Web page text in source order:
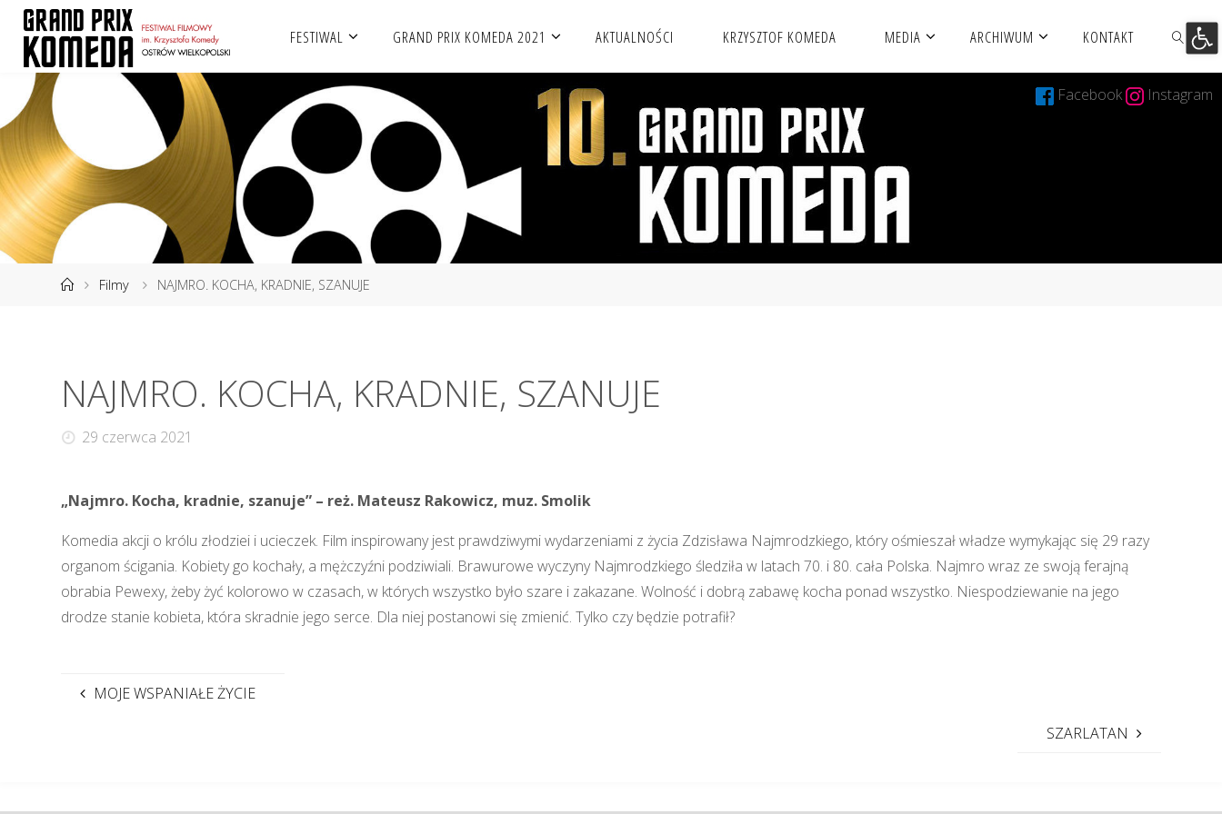
Przejdź
treści
FESTIWAL GRAND PRIX KOMEDA 2021 AKTUALNOŚCI KRZYSZTOF KOMEDA MEDIA ARCHIWUM KONTAKT
SZUKAJ
Facebook Instagram
StronaFilmy NAJMRO. KOCHA, KRADNIE, SZANUJE
NAJMRO. KOCHA, KRADNIE, SZANUJE
29 czerwca 2021
„Najmro. Kocha, kradnie, szanuje” – reż. Mateusz Rakowicz, muz. Smolik
Komedia akcji o królu złodziei i ucieczek. Film inspirowany jest prawdziwymi wydarzeniami z życia Zdzisława Najmrodzkiego, który ośmieszał władze wymykając się 29 razy
organom ścigania. Kobiety go kochały, a mężczyźni podziwiali. Brawurowe wyczyny Najmrodzkiego śledziła w latach 70. i 80. cała Polska. Najmro wraz ze swoją ferajną
obrabia Pewexy, żeby żyć kolorowo w czasach, w których wszystko było szare i zakazane. Wolność i dobrą zabawę kocha ponad wszystko. Niespodziewanie na jego
drodze stanie kobieta, która skradnie jego serce. Dla niej postanowi się zmienić. Tylko czy będzie potrafił?
MOJE WSPANIAŁE ŻYCIE
SZARLATAN